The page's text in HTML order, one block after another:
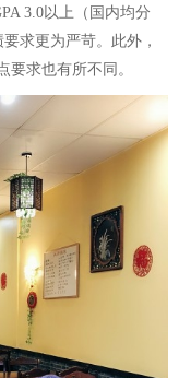
3.0以上（国内均分
求更为严苛。此外，
要求也有所不同。